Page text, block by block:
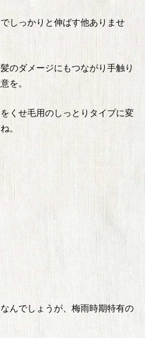
しっかりと伸ばす他ありませ
のダメージにもつながり手触り
を。
くせ毛用のしっとりタイプに変
。
んでしょうが、梅雨時期特有の